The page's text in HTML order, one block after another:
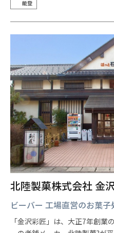
能登
北陸製菓株式会社 金
ビーバー 工場直営のお菓子
「金沢彩匠」は、大正7年創